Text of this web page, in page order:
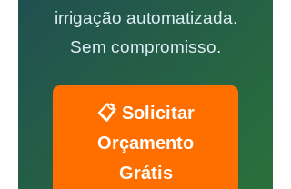
irrigação automatizada.
Sem compromisso.
📋 Solicitar
Orçamento
Grátis